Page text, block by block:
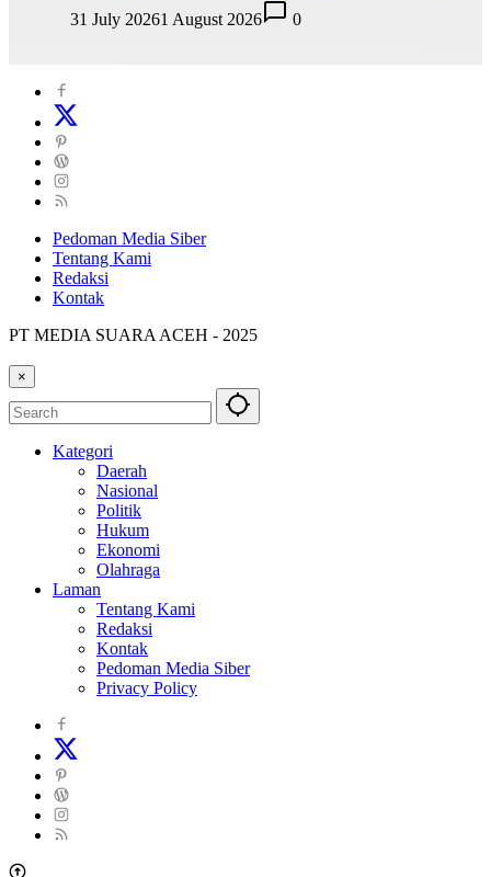
31 July 20261 August 2026 0
Pedoman Media Siber
Tentang Kami
Redaksi
Kontak
PT MEDIA SUARA ACEH - 2025
×
Kategori
Daerah
Nasional
Politik
Hukum
Ekonomi
Olahraga
Laman
Tentang Kami
Redaksi
Kontak
Pedoman Media Siber
Privacy Policy